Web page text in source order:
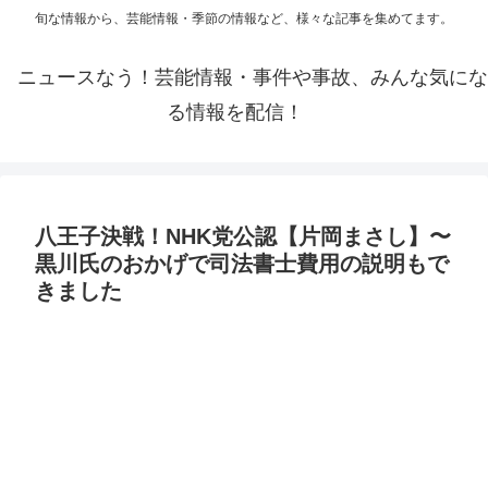
旬な情報から、芸能情報・季節の情報など、様々な記事を集めてます。
ニュースなう！芸能情報・事件や事故、みんな気にな
る情報を配信！
八王子決戦！NHK党公認【片岡まさし】〜
黒川氏のおかげで司法書士費用の説明もで
きました